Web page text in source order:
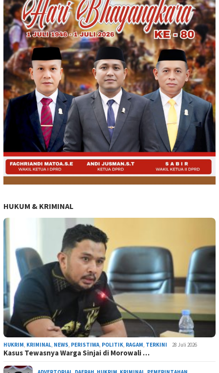
HUKUM & KRIMINAL
HUKRIM, KRIMINAL, NEWS, PERISTIWA, POLITIK, RAGAM, TERKINI 28 Juli 2026
Kasus Tewasnya Warga Sinjai di Morowali …